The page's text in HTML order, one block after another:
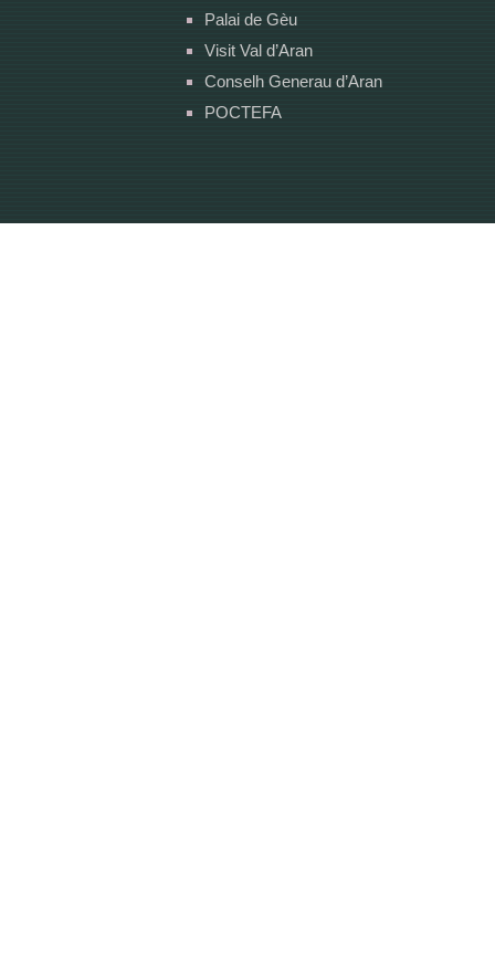
Palai de Gèu
Visit Val d’Aran
Conselh Generau d’Aran
POCTEFA